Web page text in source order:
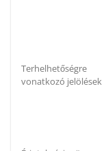
Terhelhetőségre
vonatkozó jelölések